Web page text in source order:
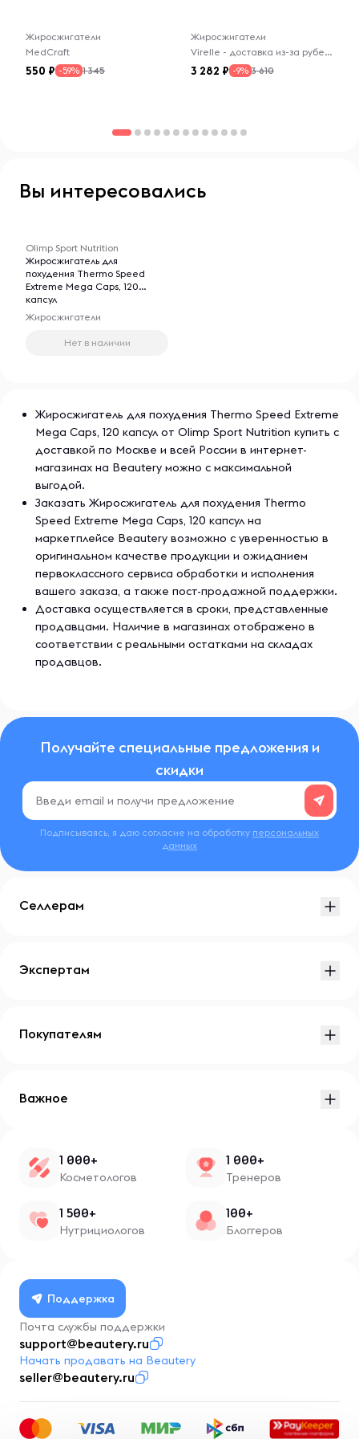
компонентов. Производитель не
несет ответственности за любой
вред, причиненный в результате
Жиросжигатели
MedCraft
550 -59% 1 345
Жиросжигатели
Virelle - доставка из-за рубежа
3 282 -9% 3 610
Вы интересовались
Olimp Sport Nutrition
Жиросжигатель для
похудения Thermo Speed
Extreme Mega Caps, 120
капсул
Жиросжигатели
Нет в наличии
Жиросжигатель для похудения Thermo Speed Extreme
Mega Caps, 120 капсул от Olimp Sport Nutrition купить с
доставкой по Москве и всей России в интернет-
магазинах на Beautery можно с максимальной
выгодой.
Заказать Жиросжигатель для похудения Thermo
Speed Extreme Mega Caps, 120 капсул на
маркетплейсе Beautery возможно с уверенностью в
оригинальном качестве продукции и ожиданием
первоклассного сервиса обработки и исполнения
вашего заказа, а также пост-продажной поддержки.
Доставка осуществляется в сроки, представленные
продавцами. Наличие в магазинах отображено в
соответствии с реальными остатками на складах
продавцов.
Получайте специальные предложения и
скидки
Подписываясь, я даю согласие на обработку персональных
данных
Селлерам
Экспертам
Покупателям
Важное
1 000+
Косметологов
1 000+
Тренеров
1 500+
Нутрициологов
100+
Блоггеров
Поддержка
Почта службы поддержки
support@beautery.ru
Начать продавать на Beautery
seller@beautery.ru